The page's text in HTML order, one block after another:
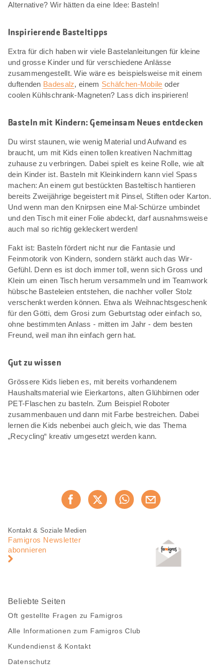
Alternative? Wir hätten da eine Idee: Basteln!
Inspirierende Basteltipps
Extra für dich haben wir viele Bastelanleitungen für kleine
und grosse Kinder und für verschiedene Anlässe
zusammengestellt. Wie wäre es beispielsweise mit einem
duftenden Badesalz, einem Schäfchen-Mobile oder
coolen Kühlschrank-Magneten? Lass dich inspirieren!
Basteln mit Kindern: Gemeinsam Neues entdecken
Du wirst staunen, wie wenig Material und Aufwand es
braucht, um mit Kids einen tollen kreativen Nachmittag
zuhause zu verbringen. Dabei spielt es keine Rolle, wie alt
dein Kinder ist. Basteln mit Kleinkindern kann viel Spass
machen: An einem gut bestückten Basteltisch hantieren
bereits Zweijährige begeistert mit Pinsel, Stiften oder Karton.
Und wenn man den Knirpsen eine Mal-Schürze umbindet
und den Tisch mit einer Folie abdeckt, darf ausnahmsweise
auch mal so richtig gekleckert werden!
Fakt ist: Basteln fördert nicht nur die Fantasie und
Feinmotorik von Kindern, sondern stärkt auch das Wir-
Gefühl. Denn es ist doch immer toll, wenn sich Gross und
Klein um einen Tisch herum versammeln und im Teamwork
hübsche Basteleien entstehen, die nachher voller Stolz
verschenkt werden können. Etwa als Weihnachtsgeschenk
für den Götti, dem Grosi zum Geburtstag oder einfach so,
ohne bestimmten Anlass - mitten im Jahr - dem besten
Freund, weil man ihn einfach gern hat.
Gut zu wissen
Grössere Kids lieben es, mit bereits vorhandenem
Haushaltsmaterial wie Eierkartons, alten Glühbirnen oder
PET-Flaschen zu basteln. Zum Beispiel Roboter
zusammenbauen und dann mit Farbe bestreichen. Dabei
lernen die Kids nebenbei auch gleich, wie das Thema
„Recycling“ kreativ umgesetzt werden kann.
Jetzt weiterempfehlen
Fusszeile
Fusszeile
Navigation
Kontakt & Soziale Medien
Famigros Newsletter
abonnieren
Beliebte Seiten
Oft gestellte Fragen zu Famigros
Alle Informationen zum Famigros Club
Kundendienst & Kontakt
Datenschutz